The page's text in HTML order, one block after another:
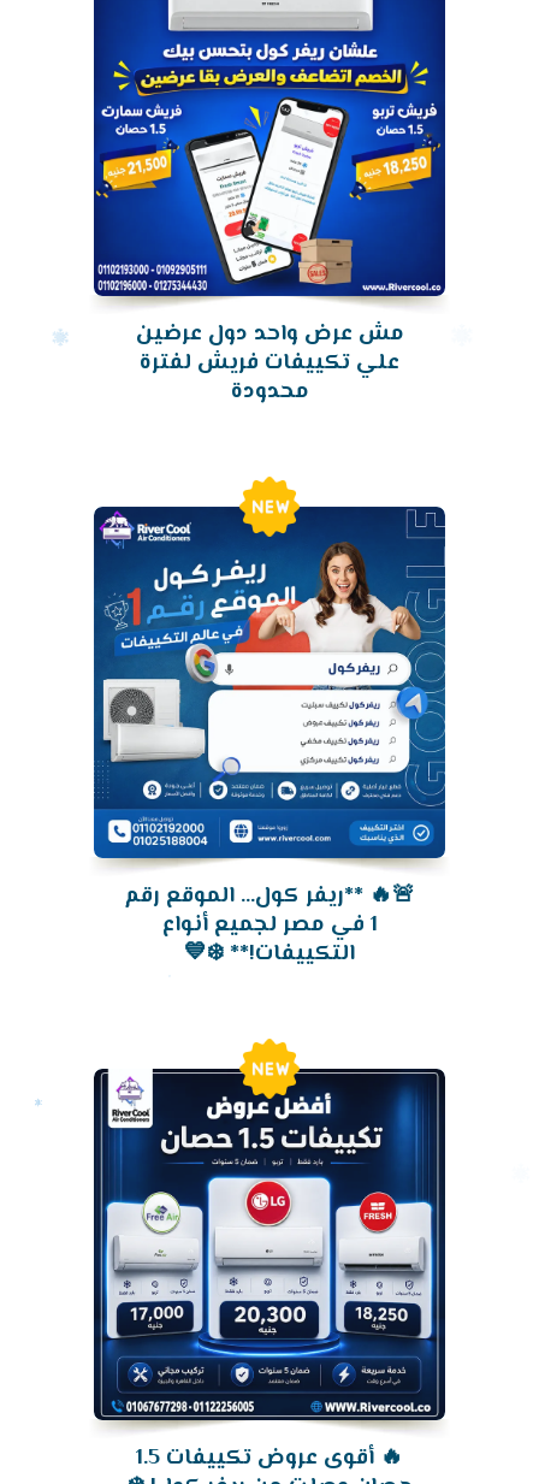
مش عرض واحد دول عرضين
علي تكييفات فريش لفترة
محدودة
New
🚨🔥 **ريفر كول... الموقع رقم
1 في مصر لجميع أنواع
التكييفات!** ❄️💙
New
🔥 أقوى عروض تكييفات 1.5